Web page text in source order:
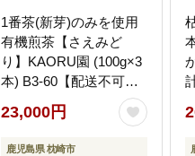
1番茶(新芽)のみを使用
有機煎茶【さえみど
り】KAORU園 (100g×3
本) B3-60【配送不可地
域：離島】
23,000円
鹿児島県 枕崎市